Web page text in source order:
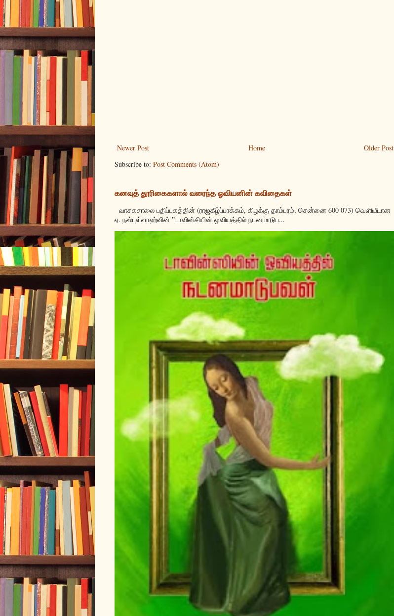
Newer Post Older Post
Home
Subscribe to: Post Comments (Atom)
கனவுத் தூரிகைகளால் வரைந்த ஓவியனின் கவிதைகள்
வாசகசாலை பதிப்பகத்தின் (ராஜகீழ்ப்பாக்கம், கிழக்கு தாம்பரம், சென்னை 600 073) வெளியீடான
ஏ. நஸ்புள்ளாஹ்வின் ”டாவின்சியின் ஓவியத்தில் நடனமாடுப...